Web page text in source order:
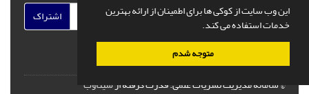
این وب سایت از کوکی ها برای اطمینان از ارائه بهترین
خدمات استفاده می کند.
متوجه شدم
اشتراک
© سامانه مدیریت نشریات علمی.قدرت گرفته ازسیناوب